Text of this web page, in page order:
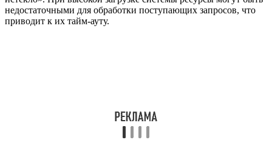
недостаточными для обработки поступающих запросов, что
приводит к их тайм-ауту.